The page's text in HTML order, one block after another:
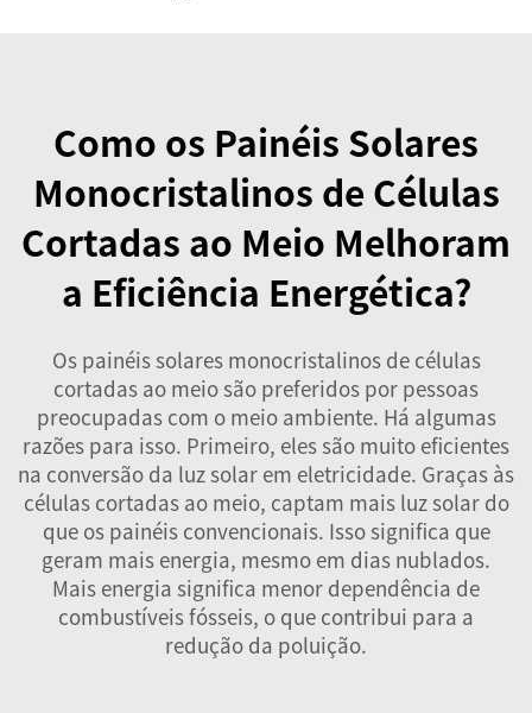
Como os Painéis Solares
Monocristalinos de Células
Cortadas ao Meio Melhoram
a Eficiência Energética?
Os painéis solares monocristalinos de células
cortadas ao meio são preferidos por pessoas
preocupadas com o meio ambiente. Há algumas
razões para isso. Primeiro, eles são muito eficientes
na conversão da luz solar em eletricidade. Graças às
células cortadas ao meio, captam mais luz solar do
que os painéis convencionais. Isso significa que
geram mais energia, mesmo em dias nublados.
Mais energia significa menor dependência de
combustíveis fósseis, o que contribui para a
redução da poluição.